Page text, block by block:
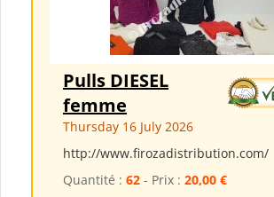
Pulls DIESEL
femme
Thursday 16 July 2026
http://www.firozadistribution.com/
Quantité : 62 - Prix : 20,00 €